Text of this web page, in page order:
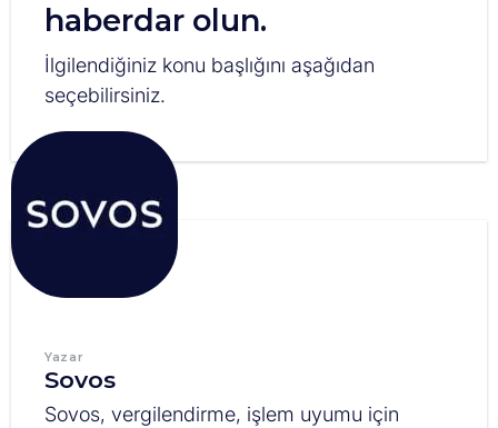
haberdar olun.
İlgilendiğiniz konu başlığını aşağıdan
seçebilirsiniz.
Yazar
Sovos
Sovos, vergilendirme, işlem uyumu için